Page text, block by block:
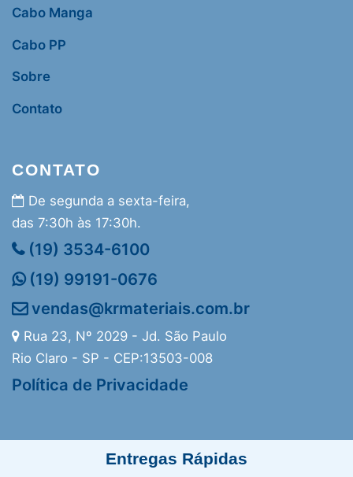
Cabo Manga
Cabo PP
Sobre
Contato
CONTATO
De segunda a sexta-feira,
das 7:30h às 17:30h.
(19) 3534-6100
(19) 99191-0676
vendas@krmateriais.com.br
Rua 23, Nº 2029 - Jd. São Paulo
Rio Claro - SP - CEP:13503-008
Política de Privacidade
Entregas Rápidas